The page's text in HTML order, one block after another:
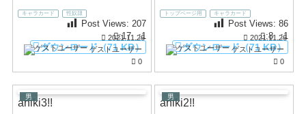
キャラカード 性奴隷
Post Views: 207
:17
:1
2021.11.26
ゲストユーザー
0
ダウンロード（71 KB）
トップページ用 キャラカード
Post Views: 86
:8
:1
2021.11.26
ゲストユーザー
0
ダウンロード（71 KB）
男
aniki3!!
男
aniki2!!